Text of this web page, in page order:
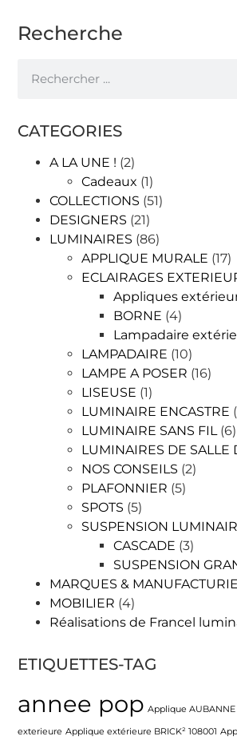
Recherche
CATEGORIES
A LA UNE ! (2)
Cadeaux (1)
COLLECTIONS (51)
DESIGNERS (21)
LUMINAIRES (86)
APPLIQUE MURALE (17)
ECLAIRAGES
Appliques
BORNE (4)
Lampadaire
LAMPADAIRE (10)
LAMPE A POSER (16)
LISEUSE (1)
LUMINAIRE ENCASTRE
LUMINAIRE SANS FIL (6)
LUMINAIRES DE SALLE
NOS CONSEILS (2)
PLAFONNIER (5)
SPOTS (5)
SUSPENSION
CASCADE (3)
SUSPENSION
MARQUES &
MOBILIER (4)
Réalisations de Francel
ETIQUETTES-TAG
annee pop Applique AUBANNE
exterieure Applique extérieure BRICK² 108001